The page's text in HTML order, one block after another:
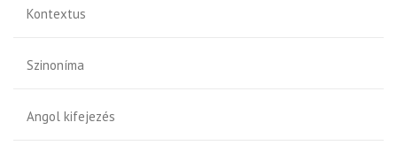
Kontextus
Szinoníma
Angol kifejezés